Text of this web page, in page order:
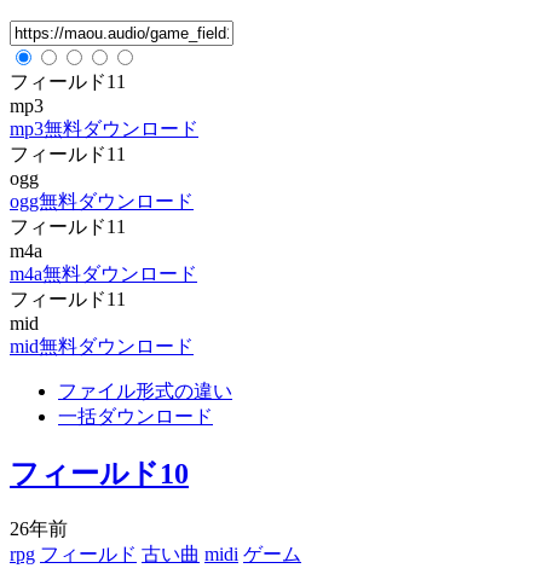
フィールド11
mp3
mp3無料ダウンロード
フィールド11
ogg
ogg無料ダウンロード
フィールド11
m4a
m4a無料ダウンロード
フィールド11
mid
mid無料ダウンロード
ファイル形式の違い
一括ダウンロード
フィールド10
26年前
rpg フィールド 古い曲 midi ゲーム